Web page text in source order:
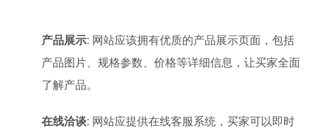
产品展示: 网站应该拥有优质的产品展示页面，包括
产品图片、规格参数、价格等详细信息，让买家全面
了解产品。
在线洽谈: 网站应提供在线客服系统，买家可以即时